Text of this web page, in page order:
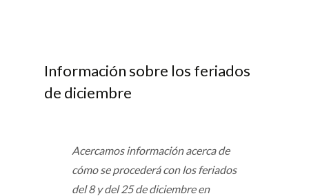
Información sobre los feriados
de diciembre
Acercamos información acerca de
cómo se procederá con los feriados
del 8 y del 25 de diciembre en